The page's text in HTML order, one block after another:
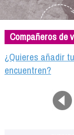
Viaja con nosotros
Camino solidario
Libros
Compañeros de viaje
Compañeros de
¿Quieres añadir
encuentren?